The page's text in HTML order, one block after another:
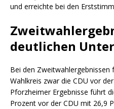
und erreichte bei den
deutlichen
Bei den
Wahlkreis zwar die CDU vor
Pforzheimer Ergebnisse führt
Prozent vor der CDU mit 26,9